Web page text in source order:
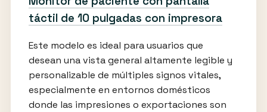
táctil de 10 pulgadas con impresora
Este modelo es ideal para usuarios que
desean una vista general altamente legible y
personalizable de múltiples signos vitales,
especialmente en entornos domésticos
donde las impresiones o exportaciones son